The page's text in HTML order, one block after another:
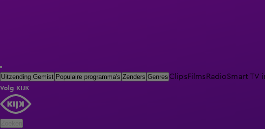
Uitzending Gemist Populaire programma's Zenders Genres ClipsFilmsRadioSmart TV
Volg KIJK